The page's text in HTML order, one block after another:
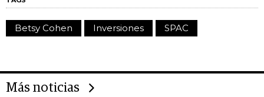
Betsy Cohen Inversiones SPAC
Más noticias